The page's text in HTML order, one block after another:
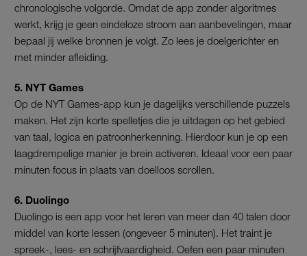
chronologische volgorde. Omdat de app zonder algoritmes
werkt, krijg je geen eindeloze stroom aan aanbevelingen, maar
bepaal jij welke bronnen je volgt. Zo lees je doelgerichter en
met minder afleiding.
5. NYT Games
Op de NYT Games-app kun je dagelijks verschillende puzzels
maken. Het zijn korte spelletjes die je uitdagen op het gebied
van taal, logica en patroonherkenning. Hierdoor kun je op een
laagdrempelige manier je brein activeren. Ideaal voor een paar
minuten focus in plaats van doelloos scrollen.
6. Duolingo
Duolingo is een app voor het leren van meer dan 40 talen door
middel van korte lessen (ongeveer 5 minuten). Het traint je
spreek-, lees- en schrijfvaardigheid. Oefen een paar minuten